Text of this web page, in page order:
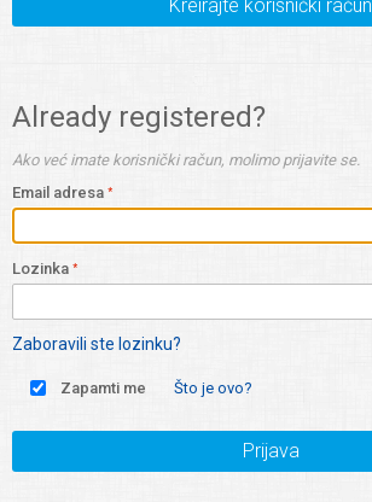
Kreirajte korisnički račun
Already registered?
Ako već imate korisnički račun, molimo prijavite se.
Email adresa
Lozinka
Zaboravili ste lozinku?
Zapamti me Što je ovo?
Prijava